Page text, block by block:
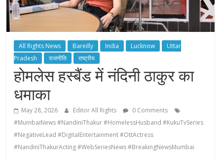
All Rights News Bareilly India Lucknow
Uttar
Pradesh
राजनीति राष्ट्रीय
होमलेस हस्बैंड में नंदिनी ठाकुर का
धमाका
May 28, 2026 Editor All Rights
0 Comments
#MumbaiNews #NandiniThakur #HomelessHusband #KukuTvSeries
#NegativeLead #DigitalEntertainment #OttActress
#NandiniThakurActing #WebSeriesNews #BreakingNewsMumbai